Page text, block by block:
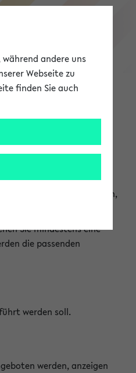
heraussuchen,
Sie mindestens eine
die passenden
werden soll.
werden, anzeigen
andere uns
Webseite zu
finden Sie auch